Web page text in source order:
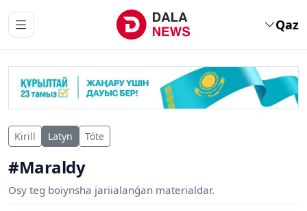
Qaz
Kirill Latyn Tóte
#Maraldy
Osy teg boiynsha jariialanǵan materialdar.